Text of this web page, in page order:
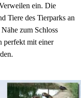
ein. Die
Tiere des Tierparks an
zum Schloss
perfekt mit einer